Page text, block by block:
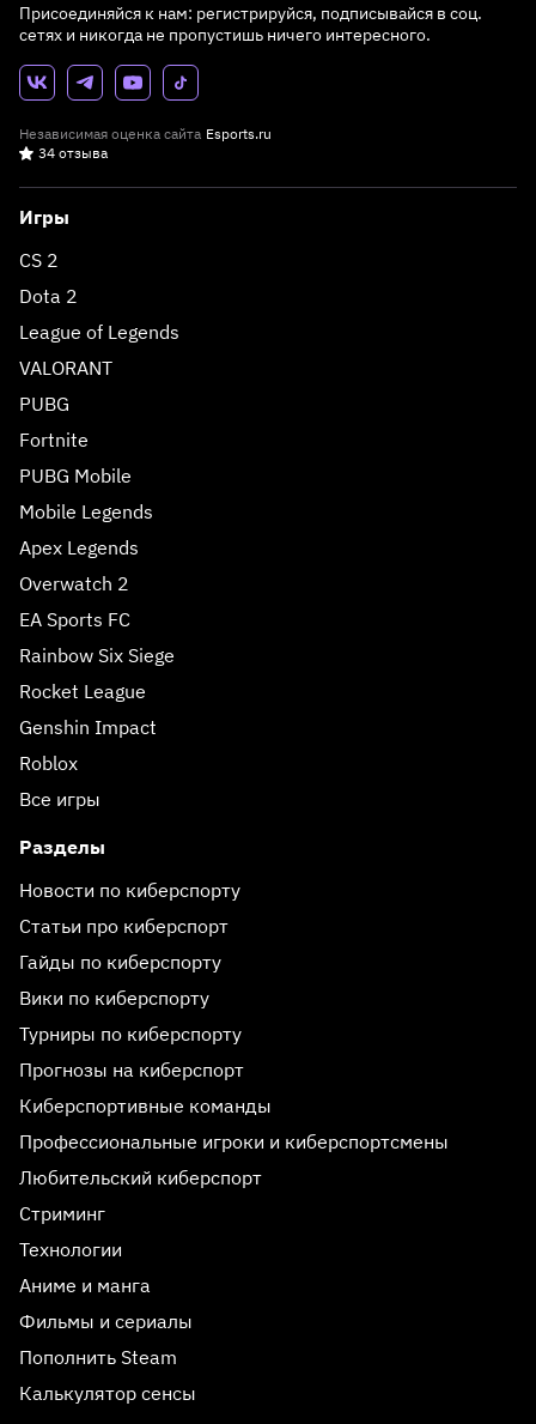
Присоединяйся к нам: регистрируйся, подписывайся в соц.
сетях и никогда не пропустишь ничего интересного.
Независимая оценка сайта Esports.ru
34 отзыва
Игры
CS 2
Dota 2
League of Legends
VALORANT
PUBG
Fortnite
PUBG Mobile
Mobile Legends
Apex Legends
Overwatch 2
EA Sports FC
Rainbow Six Siege
Rocket League
Genshin Impact
Roblox
Все игры
Разделы
Новости по киберспорту
Статьи про киберспорт
Гайды по киберспорту
Вики по киберспорту
Турниры по киберспорту
Прогнозы на киберспорт
Киберспортивные команды
Профессиональные игроки и киберспортсмены
Любительский киберспорт
Стриминг
Технологии
Аниме и манга
Фильмы и сериалы
Пополнить Steam
Калькулятор сенсы